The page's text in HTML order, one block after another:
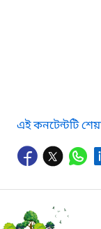
এই কনটেন্টটি